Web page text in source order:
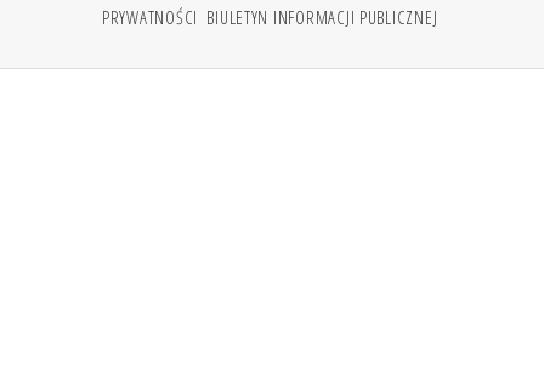
PRYWATNOŚCI BIULETYN INFORMACJI PUBLICZNEJ